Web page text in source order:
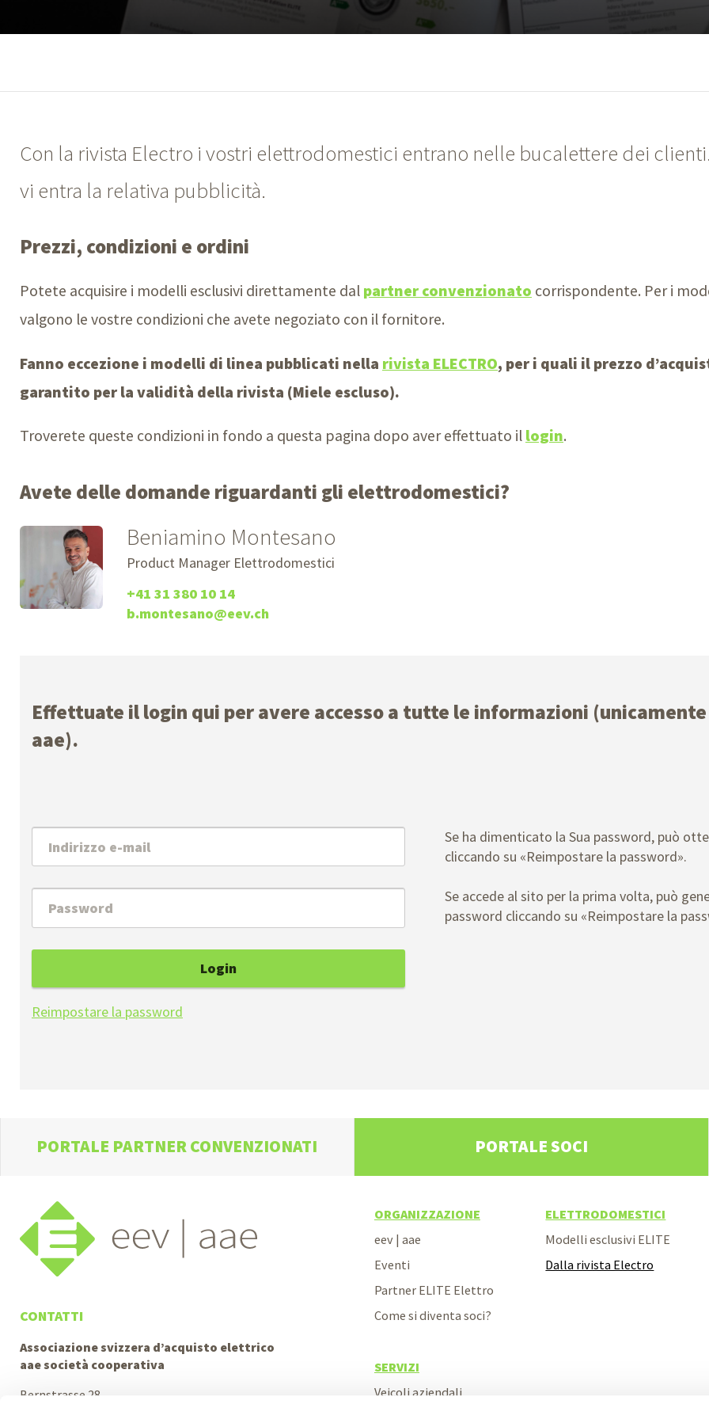
Con la rivista Electro i vostri elettrodomestici entrano nelle bucalettere dei
vi entra la relativa pubblicità.
Prezzi, condizioni e ordini
Potete acquisire i modelli esclusivi direttamente dal partner convenzionato corrispondente. Per i
valgono le vostre condizioni che avete negoziato con il fornitore.
Fanno eccezione i modelli di linea pubblicati nella rivista ELECTRO, per i quali il prezzo
garantito per la validità della rivista (Miele escluso).
Troverete queste condizioni in fondo a questa pagina dopo aver effettuato il login.
Avete delle domande riguardanti gli elettrodomestici?
Beniamino Montesano
Product Manager Elettrodomestici
+41 31 380 10 14
b.montesano@eev.ch
Effettuate il login qui per avere accesso a tutte le informazioni (unicamente
aae).
Login
Reimpostare la password
Se ha dimenticato la Sua password, può
cliccando su «Reimpostare la password».
Se accede al sito per la prima volta, può
password cliccando su «Reimpostare la
PORTALE PARTNER CONVENZIONATI PORTALE SOCI
CONTATTI
Associazione svizzera d’acquisto elettrico
aae società cooperativa
Bernstrasse 28
ORGANIZZAZIONE
eev | aae
Eventi
Partner ELITE Elettro
Come si diventa soci?
ELETTRODOMESTICI
Modelli esclusivi ELITE
Dalla rivista Electro
SERVIZI
Veicoli aziendali